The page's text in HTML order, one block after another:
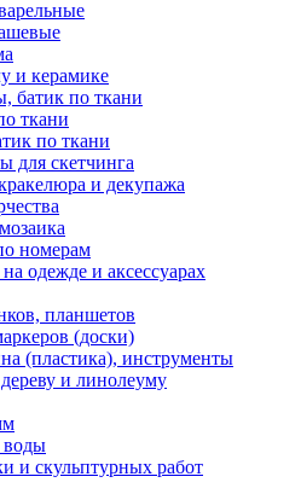
и керамике
батик по ткани
ткани
по ткани
для скетчинга
и декупажа
номерам
одежде и аксессуарах
планшетов
(доски)
(пластика), инструменты
и линолеуму
воды
и скульптурных работ